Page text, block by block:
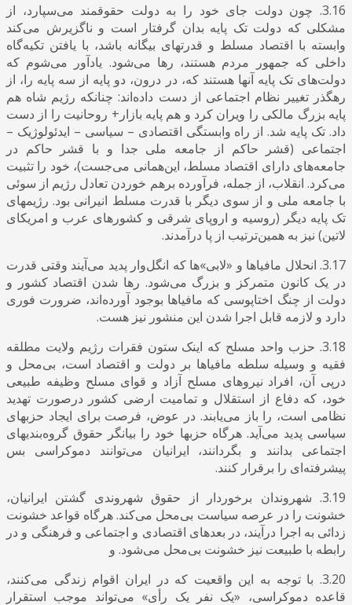
3.16. چون دولت جای خود را به دولت حقوقمند می‌سپارد، از
مشکلی که دولت تک پایه بدان گرفتار است و ناگزیرش می‌کند
وابسته با اقتصاد مسلط و قدرتهای بیگانه باشد، با یافتن تکیه‌گاه
داخلی که جمهور مردم هستند، رها می‌شود. یادآور می‌شوم که
دولت‌های تک پایه آنها هستند که، در درون، دو پایه از سه پایه را، از
رهگذر تغییر نظام اجتماعی از دست داده‌اند: چنانکه رژیم شاه هم
پایه بزرگ مالکی را ویران کرد و هم پایه بازار+ روحانیت را از دست
داد. تک پایه شد. از راه وابستگی اقتصادی – سیاسی – ایدئولوژیک –
اجتماعی (قشر حاکم از جامعه ملی جدا و با قشر حاکم در
جامعه‌های دارای اقتصاد مسلط، این‌همانی می‌جست)، خود را تثبیت
می‌کرد. انقلاب، از جمله، فرآورده برهم خوردن تعادل رژیم از سوئی
با جامعه ملی و از سوی دیگر با قدرت مسلط انیرانی بود. رژیمهای
تک پایه دیگر (روسیه و اروپای شرقی و کشورهای عرب و امریکای
لاتین) نیز به همین‌ترتیب از پا درآمدند.
3.17. انحلال مافیاها و «لابی»ها که انگل‌وار پدید می‌آیند وقتی قدرت
در یک کانون متمرکز و بزرگ می‌شود. رها شدن اقتصاد کشور و
دولت از چنگ اختاپوسی که مافیاها بوجود آورده‌اند، ضرورت فوری
دارد و لازمه قابل اجرا شدن این منشور نیز هست.
3.18. حزب واحد مسلح که اینک ستون فقرات رژیم ولایت مطلقه
فقیه و وسیله سلطه مافیاها بر دولت و اقتصاد است، بی‌محل و
درپی آن، افراد نیروهای مسلح آزاد و قوای مسلح وظیفه طبیعی
خود، که دفاع از استقلال و تمامیت ارضی کشور درصورت تهدید
نظامی است، را باز می‌یابند. در عوض، فرصت برای ایجاد حزبهای
سیاسی پدید می‌آید. هرگاه حزبها خود را بیانگر حقوق گروه‌بندیهای
اجتماعی بدانند و بگردانند، ایرانیان می‌توانند دموکراسی بس
پیشرفته‌ای را برقرار کنند.
3.19. شهروندان برخوردار از حقوق شهروندی گشتن ایرانیان،
خشونت را در عرصه سیاست بی‌محل می‌کند. هرگاه قواعد خشونت
زدائی به اجرا درآیند، در بعدهای اقتصادی و اجتماعی و فرهنگی و در
رابطه با طبیعت نیز خشونت بی‌محل می‌شود. و
3.20. با توجه به این واقعیت که در ایران اقوام زندگی می‌کنند،
قاعده دموکراسی، «یک نفر یک رأی» می‌تواند موجب استقرار